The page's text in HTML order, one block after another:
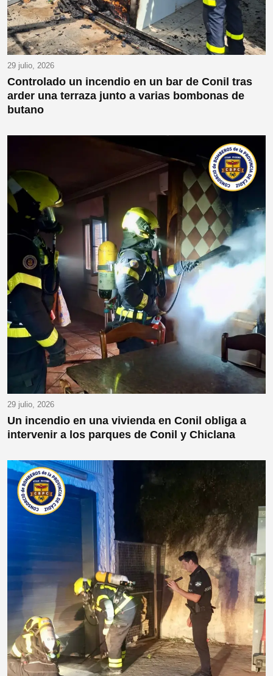
29 julio, 2026
Controlado un incendio en un bar de Conil tras
arder una terraza junto a varias bombonas de
butano
29 julio, 2026
Un incendio en una vivienda en Conil obliga a
intervenir a los parques de Conil y Chiclana